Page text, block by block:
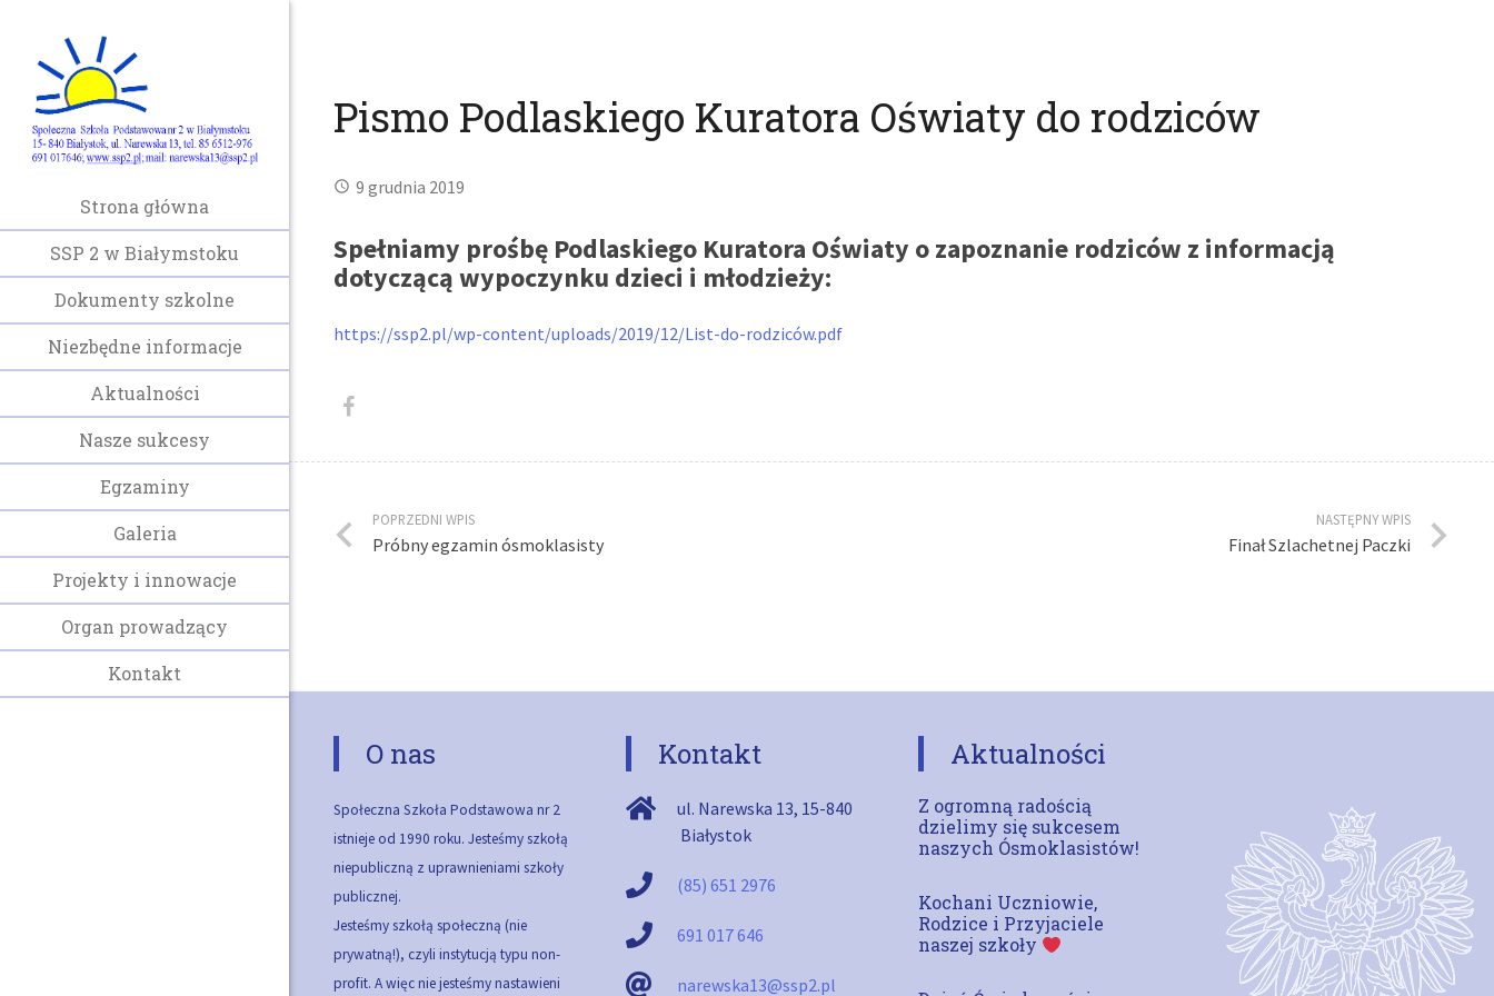
Strona główna
SSP 2 w Białymstoku
Dokumenty szkolne
Niezbędne informacje
Aktualności
Nasze sukcesy
Egzaminy
Galeria
Projekty i innowacje
Organ prowadzący
Kontakt
Pismo Podlaskiego Kuratora Oświaty do rodziców
9 grudnia 2019
Spełniamy prośbę Podlaskiego Kuratora Oświaty o zapoznanie rodziców z informacją
dotyczącą wypoczynku dzieci i młodzieży:
https://ssp2.pl/wp-content/uploads/2019/12/List-do-rodziców.pdf
POPRZEDNI WPIS
Próbny egzamin ósmoklasisty
NASTĘPNY WPIS
Finał Szlachetnej Paczki
O nas
Społeczna Szkoła Podstawowa nr 2
istnieje od 1990 roku. Jesteśmy szkołą
niepubliczną z uprawnieniami szkoły
publicznej.
Jesteśmy szkołą społeczną (nie
prywatną!), czyli instytucją typu non-
profit. A więc nie jesteśmy nastawieni
Kontakt
ul. Narewska 13, 15-840
Białystok
(85) 651 2976
691 017 646
narewska13@ssp2.pl
Aktualności
Z ogromną radością
dzielimy się sukcesem
naszych Ósmoklasistów!
Kochani Uczniowie,
Rodzice i Przyjaciele
naszej szkoły